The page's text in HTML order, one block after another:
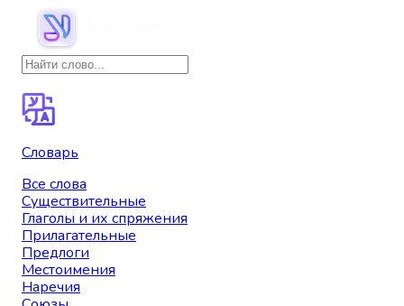
Словарь
Все слова
Существительные
Глаголы и их спряжения
Прилагательные
Предлоги
Местоимения
Наречия